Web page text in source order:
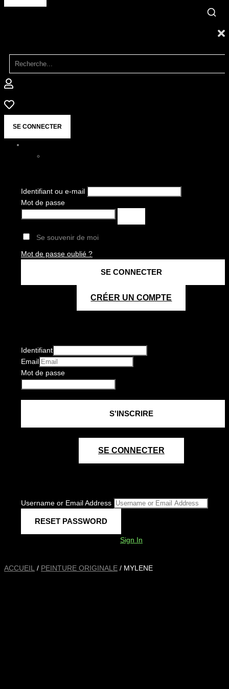
SE CONNECTER
Identifiant ou e-mail
Mot de passe
Se souvenir de moi
Mot de passe oublié ?
CRÉER UN COMPTE
Identifiant
Email
Mot de passe
SE CONNECTER
Username or Email Address
Sign In
ACCUEIL / PEINTURE ORIGINALE / MYLENE